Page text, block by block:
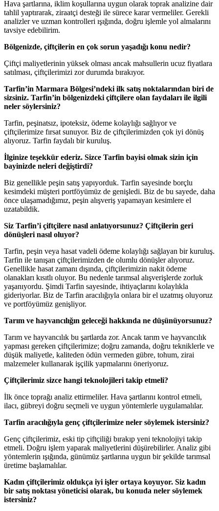
Hava şartlarına, iklim koşullarına uygun olarak toprak analizine dair
tahlil yaptırarak, ziraatçi desteği ile sürece karar vermeliler. Gerekli
analizler ve uzman kontrolleri ışığında, doğru işlemle yol almalarını
tavsiye edebilirim.
Bölgenizde, çiftçilerin en çok sorun yaşadığı konu nedir?
Çiftçi maliyetlerinin yüksek olması ancak mahsullerin ucuz fiyatlara
satılması, çiftçilerimizi zor durumda bırakıyor.
Tarfin’in Marmara Bölgesi’ndeki ilk satış noktalarından biri de
sizsiniz. Tarfin’in bölgenizdeki çiftçilere olan faydaları ile ilgili
neler söylersiniz?
Tarfin, peşinatsız, ipoteksiz, ödeme kolaylığı sağlıyor ve
çiftçilerimize fırsat sunuyor. Biz de çiftçilerimizden çok iyi dönüş
alıyoruz. Tarfin faydalı bir kuruluş.
İlginize teşekkür ederiz. Sizce Tarfin bayisi olmak sizin için
bayinizde neleri değiştirdi?
Biz genellikle peşin satış yapıyorduk. Tarfin sayesinde borçlu
kesimdeki müşteri portföyümüz de genişledi. Biz de bu sayede, daha
önce ulaşamadığımız, peşin alışveriş yapamayan kesimlere el
uzatabildik.
Siz Tarfin’i çiftçilere nasıl anlatıyorsunuz? Çiftçilerin geri
dönüşleri nasıl oluyor?
Tarfin, peşin veya hasat vadeli ödeme kolaylığı sağlayan bir kuruluş.
Tarfin ile tanışan çiftçilerimizden de olumlu dönüşler alıyoruz.
Genellikle hasat zamanı dışında, çiftçilerimizin nakit ödeme
olanakları kısıtlı oluyor. Bu nedenle tarımsal alışverişlerde zorluk
yaşanıyordu. Şimdi Tarfin sayesinde, ihtiyaçlarını kolaylıkla
gideriyorlar. Biz de Tarfin aracılığıyla onlara bir el uzatmış oluyoruz
ve portföyümüz genişliyor.
Tarım ve hayvancılığın geleceği hakkında ne düşünüyorsunuz?
Tarım ve hayvancılık bu şartlarda zor. Ancak tarım ve hayvancılık
yapması gereken çiftçilerimize; doğru zamanda, doğru tekniklerle ve
düşük maliyetle, kaliteden ödün vermeden gübre, tohum, zirai
malzemeler kullanarak işçilik yapmalarını öneriyoruz.
Çiftçilerimiz sizce hangi teknolojileri takip etmeli?
İlk önce toprağı analiz ettirmeliler. Hava şartlarını kontrol etmeli,
ilacı, gübreyi doğru seçmeli ve uygun yöntemlerle uygulamalılar.
Tarfin aracılığıyla genç çiftçilerimize neler söylemek istersiniz?
Genç çiftçilerimiz, eski tip çiftçiliği bırakıp yeni teknolojiyi takip
etmeli. Doğru işlem yaparak maliyetlerini düşürebilirler. Analiz gibi
yöntemlerin ışığında, günümüz şartlarına uygun bir şekilde tarımsal
üretime başlamalılar.
Kadın çiftçilerimiz oldukça iyi işler ortaya koyuyor. Siz kadın
bir satış noktası yöneticisi olarak, bu konuda neler söylemek
istersiniz?